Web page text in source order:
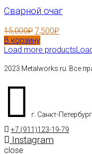
Сварной очаг
15,000₽ 7,500₽
В корзину
Load more products
2023 Metalworks.ru. Все
г. Санкт-
+7 (911)123-19-79
Instagram
close